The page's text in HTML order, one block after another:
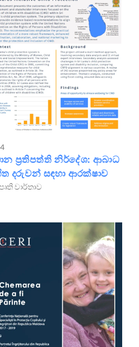
ප්‍රතිපත්ති නිර්දේශ: ආබාධ
දරුවන් සඳහා ආරක්ෂාව
වාර්තාව